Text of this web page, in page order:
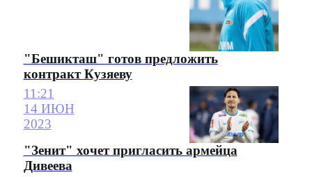
"Бешикташ" готов предложить
контракт Кузяеву
11:21
14 ИЮН
2023
"Зенит" хочет пригласить армейца
Дивеева